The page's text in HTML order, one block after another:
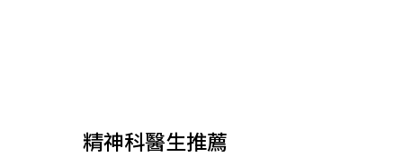
精神科醫生推薦